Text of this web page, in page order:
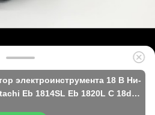
электроинструмента 18 В Ни-
Eb 1814SL Eb 1820L C 18dl